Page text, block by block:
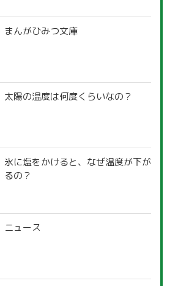
まんがひみつ文庫
太陽の温度は何度くらいなの？
氷に塩をかけると、なぜ温度が下が
るの？
ニュース